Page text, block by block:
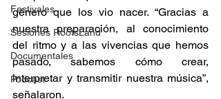
Festivales
Sesiones RootsLand
Documentales
Podcast
género que los vio nacer. “Gracias a
nuestra preparación, al conocimiento
del ritmo y a las vivencias que hemos
pasado, sabemos cómo crear,
interpretar y transmitir nuestra música”,
señalaron.